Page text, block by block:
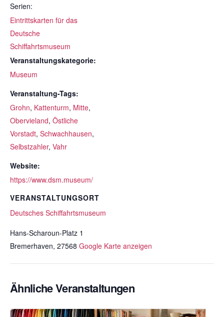
Serien:
Eintrittskarten für das
Deutsche
Schiffahrtsmuseum
Veranstaltungskategorie:
Museum
Veranstaltung-Tags:
Grohn, Kattenturm, Mitte,
Obervieland, Östliche
Vorstadt, Schwachhausen,
Selbstzahler, Vahr
Website:
https://www.dsm.museum/
VERANSTALTUNGSORT
Deutsches Schiffahrtsmuseum
Hans-Scharoun-Platz 1
Bremerhaven, 27568 Google Karte anzeigen
Ähnliche Veranstaltungen